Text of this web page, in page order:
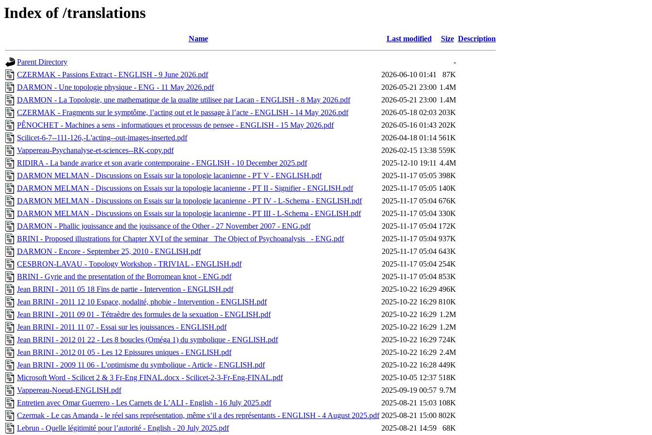
Index of /translations
Name Last modified Size Description
Parent Directory
-
CZERMAK - Passions Extract - ENGLISH - 9 June 2026.pdf
2026-06-10 01:41
87K
DARMON - Une topologie physique - ENG - 11 May 2026.pdf
2026-05-21 23:00 1.4M
DARMON - La Topologie, une mathematique de la qualite utilisee par Lacan - ENGLISH - 8 May 2026.pdf
2026-05-21 23:00 1.4M
CZERMAK - Fragments sur le symptôme, l’acting out et le passage à l’acte - ENGLISH - 14 May 2026.pdf
2026-05-18 02:03 203K
PÊNOCHET - Machines a sens - informatiques et processus de pensee - ENGLISH - 15 May 2026.pdf
2026-05-16 01:43 202K
Scilicet-6-7--111-126,-L'acting--out-images-inserted.pdf
2026-04-18 01:14 561K
Vappereau-Psychanalyse-et-sciences--RK-copy.pdf
2026-02-15 13:38 559K
RIDIRA - La bande avarice et son avarie contemporaine - ENGLISH - 10 December 2025.pdf
2025-12-10 19:11 4.4M
DARMON MELMAN - Discussions on Essais sur la topologie lacanienne - PT V - ENGLISH.pdf
2025-11-17 05:05 398K
DARMON MELMAN - Discussions on Essais sur la topologie lacanienne - PT II - Signifier - ENGLISH.pdf
2025-11-17 05:05 140K
DARMON MELMAN - Discussions on Essais sur la topologie lacanienne - PT IV - L-Schema - ENGLISH.pdf
2025-11-17 05:04 676K
DARMON MELMAN - Discussions on Essais sur la topologie lacanienne - PT III - L-Schema - ENGLISH.pdf
2025-11-17 05:04 330K
DARMON - Phallic jouissance and the jouissance of the Other - 27 November 2007 - ENG.pdf
2025-11-17 05:04 172K
BRINI - Proposed illustrations for Chapter XVI of the seminar _The Object of Psychoanalysis_ - ENG.pdf
2025-11-17 05:04 937K
DARMON - Encore - September 25, 2010 - ENGLISH.pdf
2025-11-17 05:04 643K
CESBRON-LAVAU - Topology Workshop - TRIVIAL - ENGLISH.pdf
2025-11-17 05:04 254K
BRINI - Gyrie and the presentation of the Borromean knot - ENG.pdf
2025-11-17 05:04 853K
Jean BRINI - 2011 05 18 Fins de partie - Intervention - ENGLISH.pdf
2025-10-22 16:29 496K
Jean BRINI - 2011 12 10 Espace, nodalité, phobie - Intervention - ENGLISH.pdf
2025-10-22 16:29 810K
Jean BRINI - 2011 09 01 - Tétraèdre des formules de la sexuation - ENGLISH.pdf
2025-10-22 16:29 1.2M
Jean BRINI - 2011 11 07 - Essai sur les jouissances - ENGLISH.pdf
2025-10-22 16:29 1.2M
Jean BRINI - 2012 01 22 - Les 8 boucles (Oméga 1) du symbolique - ENGLISH.pdf
2025-10-22 16:29 724K
Jean BRINI - 2012 01 05 - Les 12 Epissures uniques - ENGLISH.pdf
2025-10-22 16:29 2.4M
Jean BRINI - 2009 11 06 - L'optimisme du symbolique - Article - ENGLISH.pdf
2025-10-22 16:28 449K
Microsoft Word - Scilicet 2 & 3 Fr-Eng FINAL.docx - Scilicet-2-3-Fr-Eng-FINAL.pdf
2025-10-05 12:37 518K
Vappereau-Noeud-ENGLISH.pdf
2025-09-19 00:57 9.7M
Entretien avec Omar Guerrero - Les Carnets de L’ALI - English - 16 July 2025.pdf
2025-08-21 15:03 108K
Czermak - Le cas Amanda - le réel sans représentation, même s’il a des représentants - ENGLISH - 4 August 2025.pdf 2025-08-21 15:00 802K
Lebrun - Quelle légitimité pour l’autorité - English - 20 July 2025.pdf
2025-08-21 14:59 68K